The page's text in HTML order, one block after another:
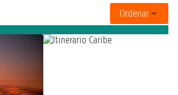
Ordenar